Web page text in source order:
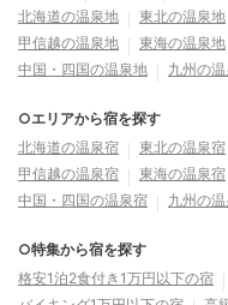
北海道の温泉地
東北の温泉地
甲信越の温泉地
東海の温泉地
中国・四国の温泉地
九州の
○エリアから宿を探す
北海道の温泉宿
東北の温泉宿
甲信越の温泉宿
東海の温泉宿
中国・四国の温泉宿
九州の
○特集から宿を探す
格安1泊2食付き1万円以下の宿